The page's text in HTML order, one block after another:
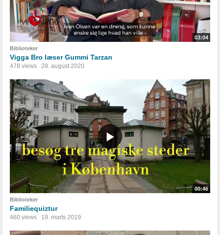
03:04
Biblioteker
Vigga Bro læser Gummi Tarzan
478 views 28. august 2020
00:46
Biblioteker
Familiequiztur
460 views 19. marts 2019